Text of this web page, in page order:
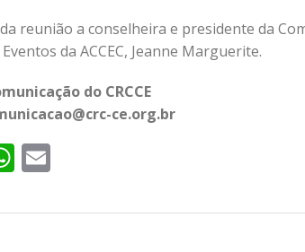
reunião a conselheira e presidente da
da ACCEC, Jeanne Marguerite.
do CRCCE
ce.org.br
WhatsApp